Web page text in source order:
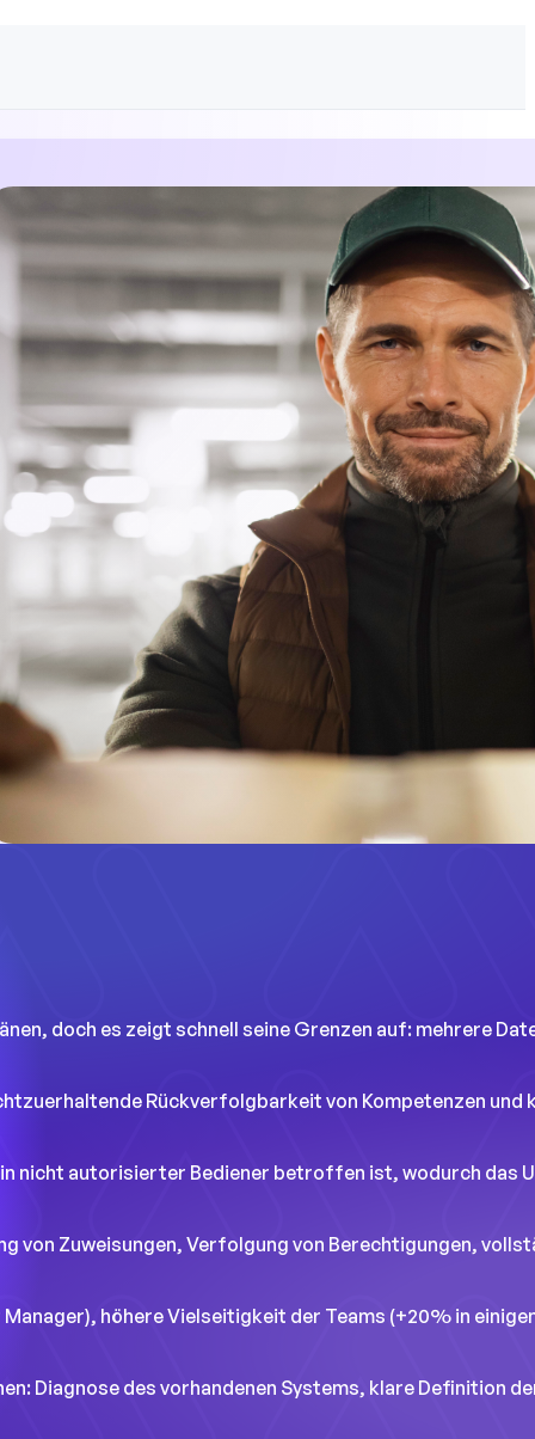
doch es zeigt schnell seine Grenzen auf: mehrere
Rückverfolgbarkeit von Kompetenzen
nicht autorisierter Bediener betroffen ist, wodurch das
Zuweisungen, Verfolgung von Berechtigungen,
höhere Vielseitigkeit der Teams (+20% in
Diagnose des vorhandenen Systems, klare Definition